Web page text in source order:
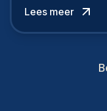
Lees meer